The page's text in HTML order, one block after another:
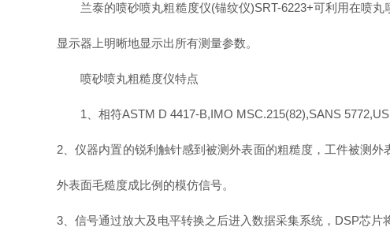
兰泰的喷砂喷丸粗糙度仪(锚纹仪)SRT-6223+可利用在喷
显示器上明晰地显示出所有测量参数。
喷砂喷丸粗糙度仪特点
1、相符ASTM D 4417-B,IMO MSC.215(82),SANS
2、仪器内置的锐利触针感到被测外表面的粗糙度，工件被测
外表面毛糙度成比例的模仿信号。
3、信号通过放大及电平转换之后进入数据采集系统，DSP芯片